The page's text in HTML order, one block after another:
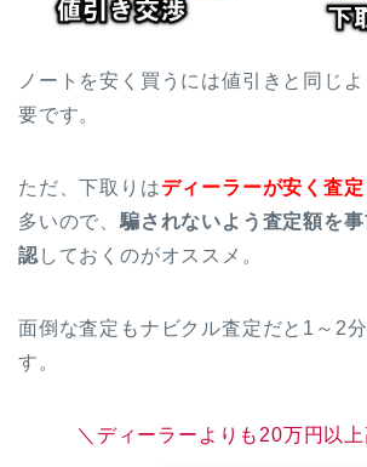
ノートを安く買うには値引きと同じ
要です。
ただ、下取りはディーラーが安く査
多いので、 騙されないよう査定額を
認 しておくのがオススメ。
面倒な査定もナビクル査定だと1～2
す。
＼ディーラーよりも20万円以